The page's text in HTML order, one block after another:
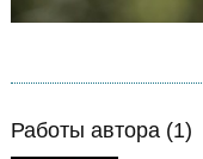
Работы автора (1)